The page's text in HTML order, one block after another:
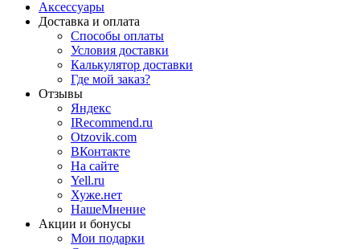
Аксессуары
Доставка и оплата
Способы оплаты
Условия доставки
Калькулятор доставки
Где мой заказ?
Отзывы
Яндекс
IRecommend.ru
Otzovik.com
ВКонтакте
На сайте
Yell.ru
Хуже.нет
НашеМнение
Акции и бонусы
Мои подарки